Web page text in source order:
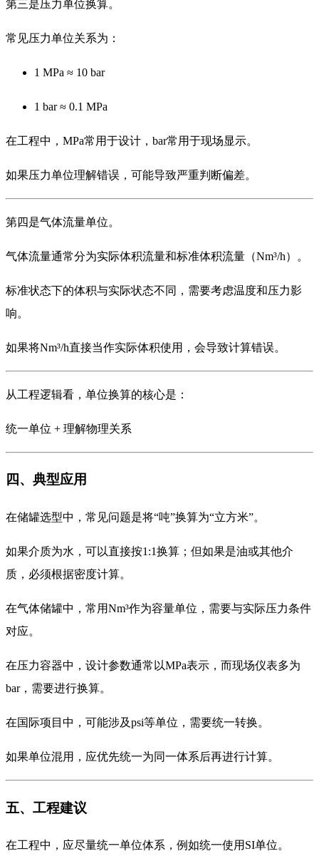
第三是压力单位换算。
常见压力单位关系为：
1 MPa ≈ 10 bar
1 bar ≈ 0.1 MPa
在工程中，MPa常用于设计，bar常用于现场显示。
如果压力单位理解错误，可能导致严重判断偏差。
第四是气体流量单位。
气体流量通常分为实际体积流量和标准体积流量（Nm³/h）。
标准状态下的体积与实际状态不同，需要考虑温度和压力影
响。
如果将Nm³/h直接当作实际体积使用，会导致计算错误。
从工程逻辑看，单位换算的核心是：
统一单位 + 理解物理关系
四、典型应用
在储罐选型中，常见问题是将“吨”换算为“立方米”。
如果介质为水，可以直接按1:1换算；但如果是油或其他介
质，必须根据密度计算。
在气体储罐中，常用Nm³作为容量单位，需要与实际压力条件
对应。
在压力容器中，设计参数通常以MPa表示，而现场仪表多为
bar，需要进行换算。
在国际项目中，可能涉及psi等单位，需要统一转换。
如果单位混用，应优先统一为同一体系后再进行计算。
五、工程建议
在工程中，应尽量统一单位体系，例如统一使用SI单位。